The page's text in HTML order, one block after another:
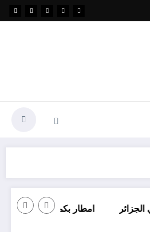
امطار بكميات كبيرة جدا متوقعة في